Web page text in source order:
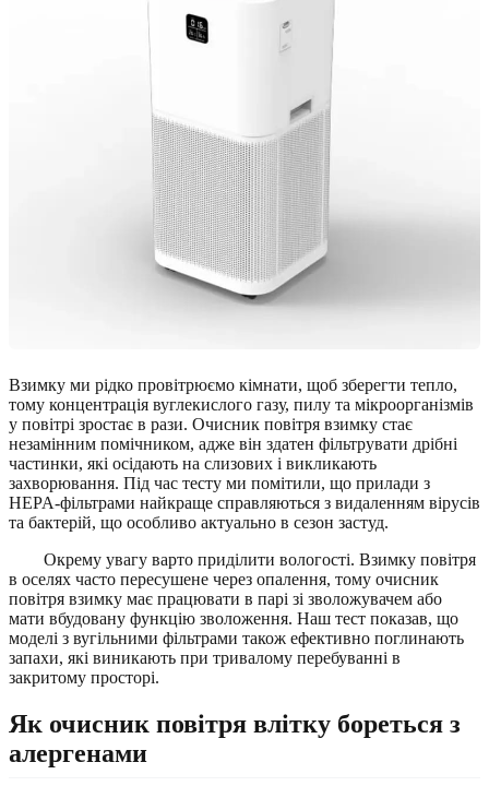
Взимку ми рідко провітрюємо кімнати, щоб зберегти тепло,
тому концентрація вуглекислого газу, пилу та мікроорганізмів
у повітрі зростає в рази. Очисник повітря взимку стає
незамінним помічником, адже він здатен фільтрувати дрібні
частинки, які осідають на слизових і викликають
захворювання. Під час тесту ми помітили, що прилади з
HEPA-фільтрами найкраще справляються з видаленням вірусів
та бактерій, що особливо актуально в сезон застуд.
Окрему увагу варто приділити вологості. Взимку повітря
в оселях часто пересушене через опалення, тому очисник
повітря взимку має працювати в парі зі зволожувачем або
мати вбудовану функцію зволоження. Наш тест показав, що
моделі з вугільними фільтрами також ефективно поглинають
запахи, які виникають при тривалому перебуванні в
закритому просторі.
Як очисник повітря влітку бореться з
алергенами